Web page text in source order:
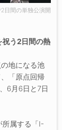
日間の単独公演開
祝う2日間の熱
地になる池
「原点回帰
6月6日と7日
所属する「I-